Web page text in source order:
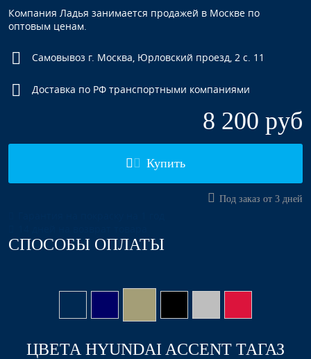
Компания Ладья занимается продажей в Москве по
оптовым ценам.
Самовывоз г. Москва, Юрловский проезд, 2 с. 11
Доставка по РФ транспортными компаниями
8 200 руб
Купить
Под заказ от 3 дней
СПОСОБЫ ОПЛАТЫ
ЦВЕТА HYUNDAI ACCENT ТАГАЗ